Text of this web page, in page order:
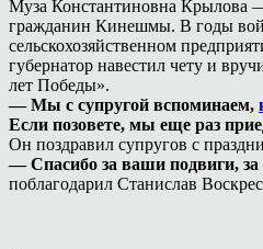
Муза Константиновна Крылова
гражданин Кинешмы. В годы
сельскохозяйственном
губернатор навестил чету и
лет Победы».
— Мы с супругой вспоминаем,
Если позовете, мы еще раз
Он поздравил супругов с
— Спасибо за ваши подвиги, за
поблагодарил Станислав